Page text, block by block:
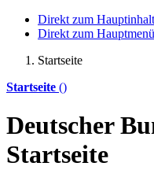
Direkt zum
Direkt zum
Startseite
Startseite ()
Deutscher
Startseite